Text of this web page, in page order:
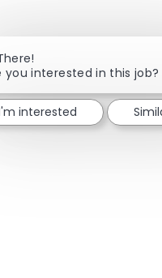
you interested in this job?
interested